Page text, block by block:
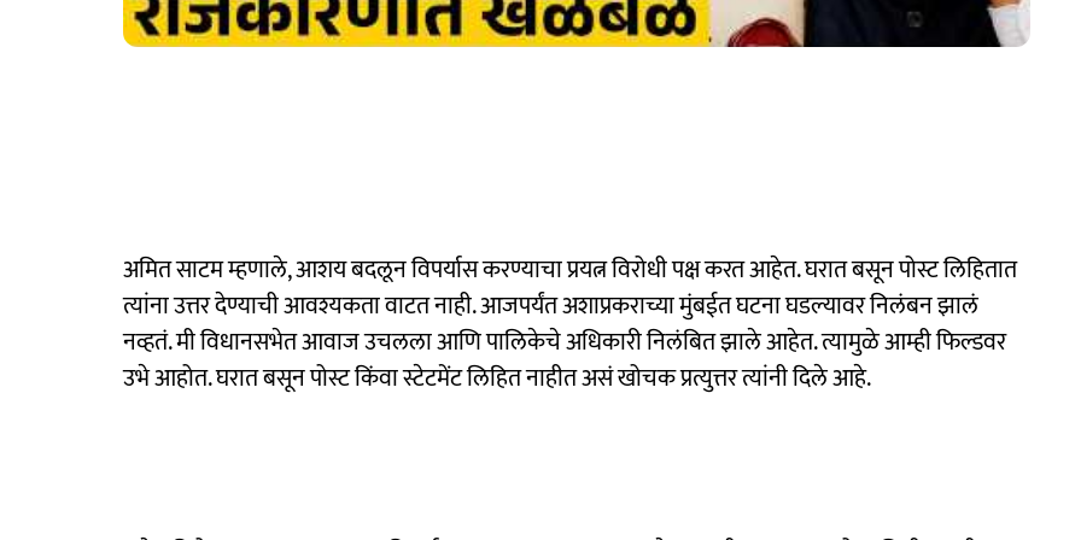
अमित साटम म्हणाले, आशय बदलून विपर्यास करण्याचा प्रयत्न विरोधी पक्ष करत आहेत. घरात बसून पोस्ट लिहितात
त्यांना उत्तर देण्याची आवश्यकता वाटत नाही. आजपर्यंत अशाप्रकराच्या मुंबईत घटना घडल्यावर निलंबन झालं
नव्हतं. मी विधानसभेत आवाज उचलला आणि पालिकेचे अधिकारी निलंबित झाले आहेत. त्यामुळे आम्ही फिल्डवर
उभे आहोत. घरात बसून पोस्ट किंवा स्टेटमेंट लिहित नाहीत असं खोचक प्रत्युत्तर त्यांनी दिले आहे.